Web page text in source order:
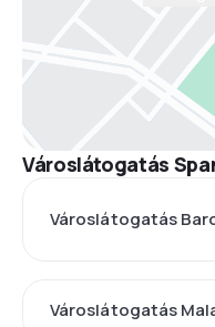
Városlátogatás
Városlátogatás
Városlátogatás